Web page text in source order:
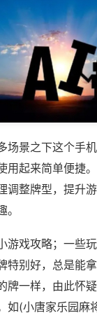
场景之下这个手
用起来简单便捷
调整牌型，提升
游戏攻略；一些
特别好，总是能
牌一样，由此怀
如(小唐家乐园麻